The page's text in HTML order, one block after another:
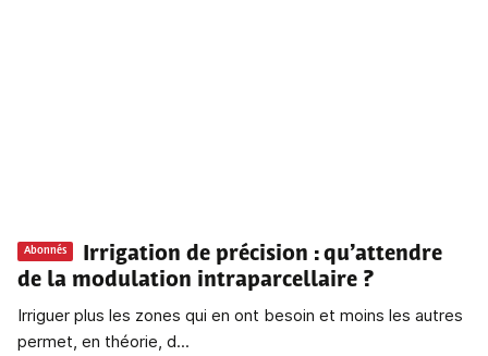
Abonnés Irrigation de précision : qu’attendre
de la modulation intraparcellaire ?
Irriguer plus les zones qui en ont besoin et moins les autres
permet, en théorie, d...